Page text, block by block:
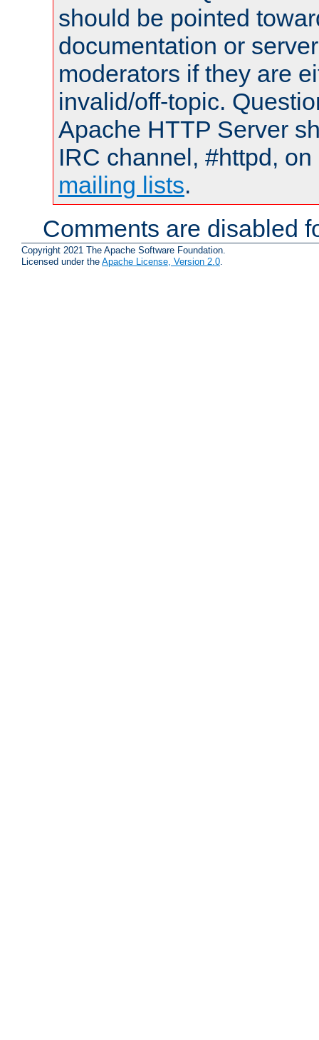
should be pointed
documentation or
moderators if they are
invalid/off-topic.
Apache HTTP Server
IRC channel, #httpd,
mailing lists.
Comments are disabled
Copyright 2021 The Apache Software Foundation.
Licensed under the Apache License, Version 2.0.